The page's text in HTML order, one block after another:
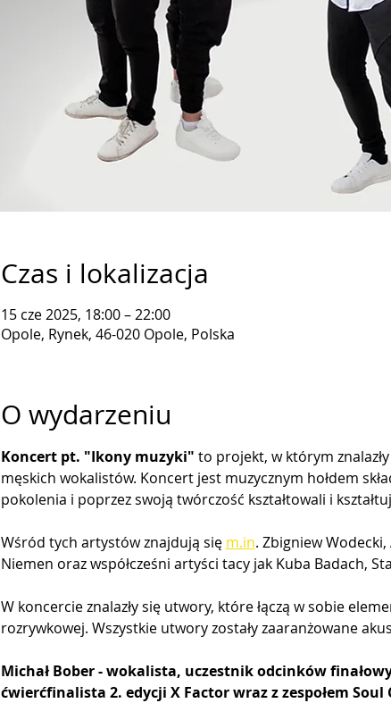
Czas i lokalizacja
15 cze 2025, 18:00 – 22:00
Opole, Rynek, 46-020 Opole, Polska
O wydarzeniu
Koncert pt. "Ikony muzyki" to projekt, w którym
męskich wokalistów. Koncert jest muzycznym hołdem
pokolenia i poprzez swoją twórczość kształtowali i
Wśród tych artystów znajdują się m.in. Zbigniew
Niemen oraz współcześni artyści tacy jak Kuba Badach,
W koncercie znalazły się utwory, które łączą w sobie
rozrywkowej. Wszystkie utwory zostały zaaranżowane
Michał Bober - wokalista, uczestnik odcinków
ćwierćfinalista 2. edycji X Factor wraz z zespołem